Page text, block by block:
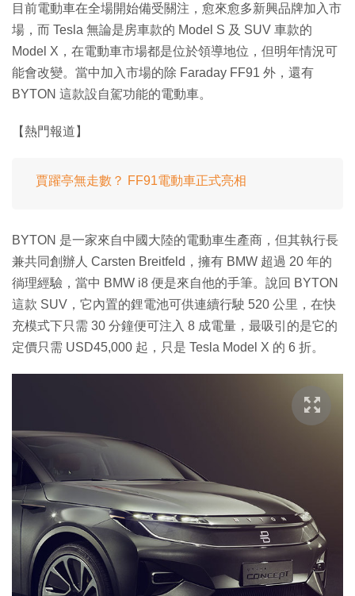
目前電動車在全場開始備受關注，愈來愈多新興品牌加入市
場，而 Tesla 無論是房車款的 Model S 及 SUV 車款的
Model X，在電動車市場都是位於領導地位，但明年情況可
能會改變。當中加入市場的除 Faraday FF91 外，還有
BYTON 這款設自駕功能的電動車。
【熱門報道】
賈躍亭無走數？ FF91電動車正式亮相
BYTON 是一家來自中國大陸的電動車生產商，但其執行長
兼共同創辦人 Carsten Breitfeld，擁有 BMW 超過 20 年的
徜理經驗，當中 BMW i8 便是來自他的手筆。說回 BYTON
這款 SUV，它內置的鋰電池可供連續行駛 520 公里，在快
充模式下只需 30 分鐘便可注入 8 成電量，最吸引的是它的
定價只需 USD45,000 起，只是 Tesla Model X 的 6 折。